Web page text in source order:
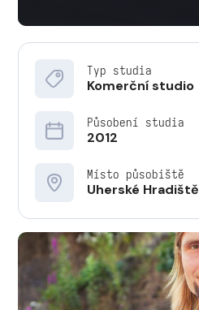
Typ studia
Komerční studio
Působení studia
2012
Místo působiště
Uherské Hradiště